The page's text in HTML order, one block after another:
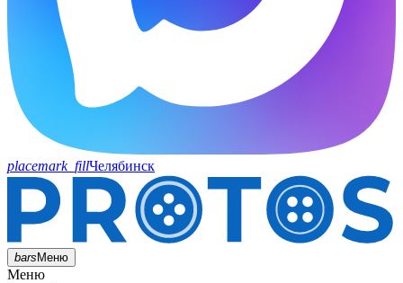
placemark_fillЧелябинск
barsМеню
Меню